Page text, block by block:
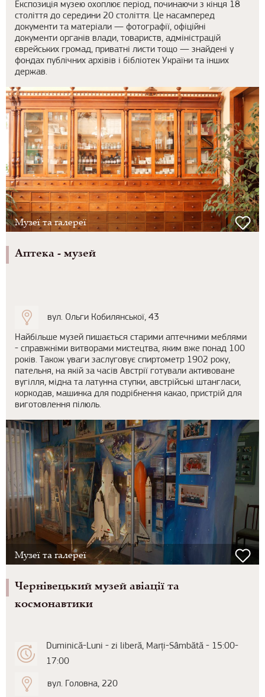
Експозиція музею охоплює період, починаючи з кінця 18
століття до середини 20 століття. Це насамперед
документи та матеріали — фотографії, офіційні
документи органів влади, товариств, адміністрацій
єврейських громад, приватні листи тощо — знайдені у
фондах публічних архівів і бібліотек України та інших
держав.
Музеї та галереї
Аптека - музей
вул. Ольги Кобилянської, 43
Найбільше музей пишається старими аптечними меблями
- справжніми витворами мистецтва, яким вже понад 100
років. Також уваги заслуговує спиртометр 1902 року,
пательня, на якій за часів Австрії готували активоване
вугілля, мідна та латунна ступки, австрійські штангласи,
коркодав, машинка для подрібнення какао, пристрій для
виготовлення пілюль.
Музеї та галереї
Чернiвецький музей авiацiї та
космонавтики
Duminică-Luni - zi liberă, Marți-Sâmbătă - 15:00-
17:00
вул. Головна, 220